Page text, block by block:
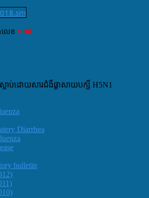
េខ​ ១១៥
លាប់ដោយសារជំងឺផ្តាសាយបក្សី​ H5N1
Diarrhea
bulletin